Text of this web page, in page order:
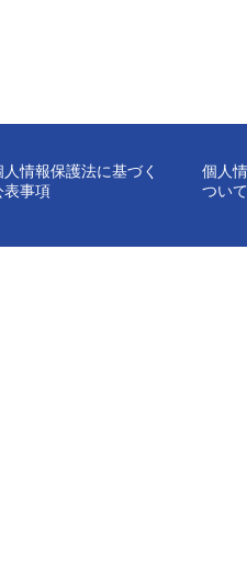
人情報保護法に基づく
表事項
個人
ついて